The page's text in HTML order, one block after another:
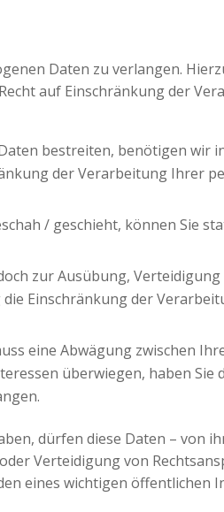
Daten zu verlangen.
auf Einschränkung der
bestreiten, benötigen wir
der Verarbeitung Ihrer
/ geschieht, können Sie
zur Ausübung,
Einschränkung der
eine Abwägung zwischen
überwiegen, haben Sie
dürfen diese Daten – von
Verteidigung von
eines wichtigen öffentlichen